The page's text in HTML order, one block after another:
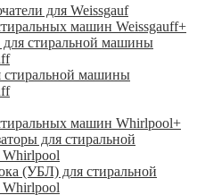
для Weissgauf
машин Weissgauff+
для стиральной машины
машины
машин Whirlpool+
для стиральной
(УБЛ) для стиральной